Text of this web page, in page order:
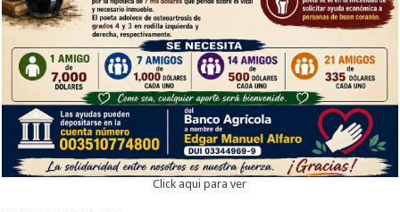
Click aqui para ver